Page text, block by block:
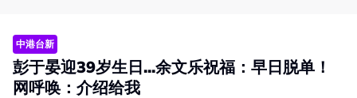
中港台新
彭于晏迎39岁生日...余文乐祝福：早日脱单！
网呼唤：介绍给我